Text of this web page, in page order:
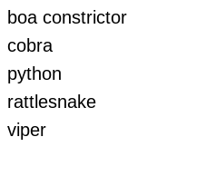
boa constrictor
cobra
python
rattlesnake
viper